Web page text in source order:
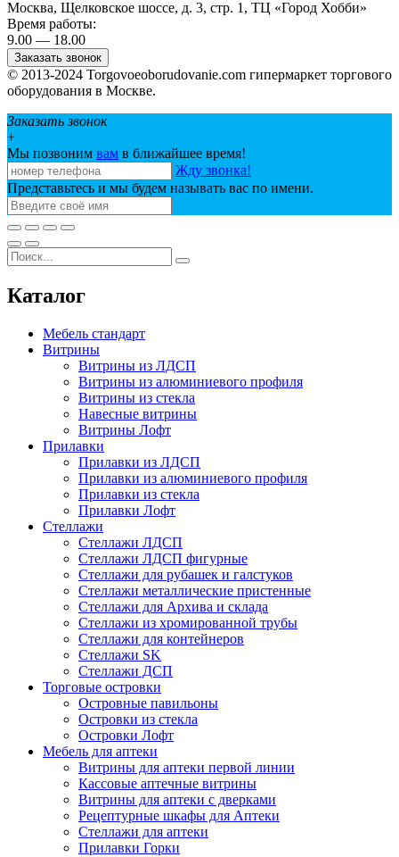
Москва, Щелковское шоссе, д. 3, стр. 1, ТЦ «Город Хобби»
Время работы:
9.00 — 18.00
Заказать звонок
© 2013-2024 Torgovoeoborudovanie.com гипермаркет торгового
оборудования в Москве.
Заказать звонок
+
Мы позвоним вам в ближайшее время!
Жду звонка!
Представьтесь и мы будем называть вас по имени.
Каталог
Мебель стандарт
Витрины
Витрины из ЛДСП
Витрины из алюминиевого профиля
Витрины из стекла
Навесные витрины
Витрины Лофт
Прилавки
Прилавки из ЛДСП
Прилавки из алюминиевого профиля
Прилавки из стекла
Прилавки Лофт
Стеллажи
Стеллажи ЛДСП
Стеллажи ЛДСП фигурные
Стеллажи для рубашек и галстуков
Стеллажи металлические пристенные
Стеллажи для Архива и склада
Стеллажи из хромированной трубы
Стеллажи для контейнеров
Стеллажи SK
Стеллажи ДСП
Торговые островки
Островные павильоны
Островки из стекла
Островки Лофт
Мебель для аптеки
Витрины для аптеки первой линии
Кассовые аптечные витрины
Витрины для аптеки с дверками
Рецептурные шкафы для Аптеки
Стеллажи для аптеки
Прилавки Горки